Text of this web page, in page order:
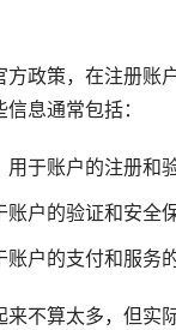
方政策，在注册账
息通常包括：
用于账户的注册和验
账户的验证和安全保
账户的支付和服务
来不算太多，但实